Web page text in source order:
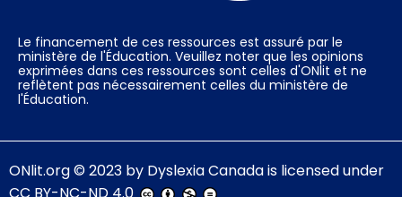
Le financement de ces ressources est assuré par le
ministère de l'Éducation. Veuillez noter que les opinions
exprimées dans ces ressources sont celles d'ONlit et ne
reflètent pas nécessairement celles du ministère de
l'Éducation.
ONlit.org© 2023 by Dyslexia Canadais licensed under